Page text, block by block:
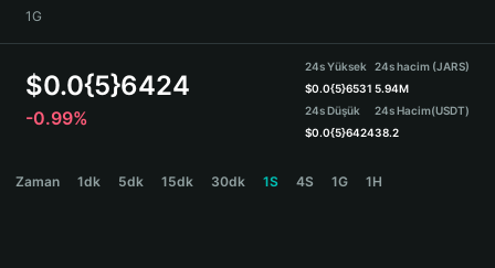
ภาษาไทย
हिन्दी
Español
Português (Brasil)
1G
$0.0{5}6424
-0.99%
24s Yüksek
$0.0{5}6531
24s Düşük
$0.0{5}6424
24s hacim (JARS)
5.94M
24s Hacim(USDT)
38.2
Zaman 1dk 5dk 15dk 30dk 1S 4S 1G 1H